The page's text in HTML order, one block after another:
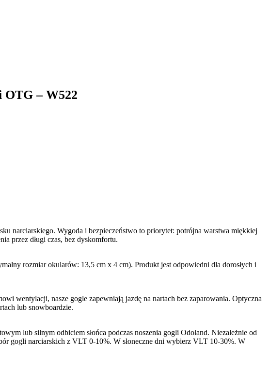
OTG – W522
narciarskiego. Wygoda i bezpieczeństwo to priorytet: potrójna warstwa miękkiej
przez długi czas, bez dyskomfortu.
rozmiar okularów: 13,5 cm x 4 cm). Produkt jest odpowiedni dla dorosłych i
wentylacji, nasze gogle zapewniają jazdę na nartach bez zaparowania. Optyczna
lub snowboardzie.
lub silnym odbiciem słońca podczas noszenia gogli Odoland. Niezależnie od
gogli narciarskich z VLT 0-10%. W słoneczne dni wybierz VLT 10-30%. W